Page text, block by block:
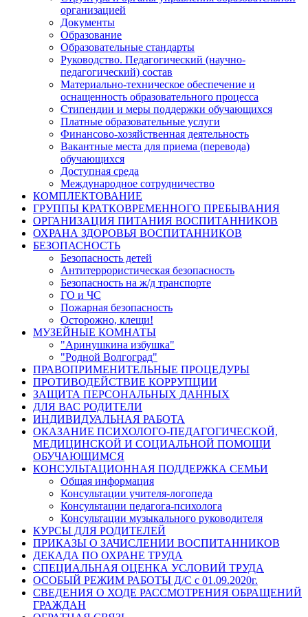
организацией
Документы
Образование
Образовательные стандарты
Руководство. Педагогический (научно-
педагогический) состав
Материально-техническое обеспечение и
оснащенность образовательного процесса
Стипендии и меры поддержки обучающихся
Платные образовательные услуги
Финансово-хозяйственная деятельность
Вакантные места для приема (перевода)
обучающихся
Доступная среда
Международное сотрудничество
КОМПЛЕКТОВАНИЕ
ГРУППЫ КРАТКОВРЕМЕННОГО ПРЕБЫВАНИЯ
ОРГАНИЗАЦИЯ ПИТАНИЯ ВОСПИТАННИКОВ
ОХРАНА ЗДОРОВЬЯ ВОСПИТАННИКОВ
БЕЗОПАСНОСТЬ
Безопасность детей
Антитеррористическая безопасность
Безопасность на ж/д транспорте
ГО и ЧС
Пожарная безопасность
Осторожно, клещи!
МУЗЕЙНЫЕ КОМНАТЫ
"Аринушкина избушка"
"Родной Волгоград"
ПРАВОПРИМЕНИТЕЛЬНЫЕ ПРОЦЕДУРЫ
ПРОТИВОДЕЙСТВИЕ КОРРУПЦИИ
ЗАЩИТА ПЕРСОНАЛЬНЫХ ДАННЫХ
ДЛЯ ВАС РОДИТЕЛИ
ИНДИВИДУАЛЬНАЯ РАБОТА
ОКАЗАНИЕ ПСИХОЛОГО-ПЕДАГОГИЧЕСКОЙ,
МЕДИЦИНСКОЙ И СОЦИАЛЬНОЙ ПОМОЩИ
ОБУЧАЮЩИМСЯ
КОНСУЛЬТАЦИОННАЯ ПОДДЕРЖКА СЕМЬИ
Общая информация
Консультации учителя-логопеда
Консультации педагога-психолога
Консультации музыкального руководителя
КУРСЫ ДЛЯ РОДИТЕЛЕЙ
ПРИКАЗЫ О ЗАЧИСЛЕНИИ ВОСПИТАННИКОВ
ДЕКАДА ПО ОХРАНЕ ТРУДА
СПЕЦИАЛЬНАЯ ОЦЕНКА УСЛОВИЙ ТРУДА
ОСОБЫЙ РЕЖИМ РАБОТЫ Д/С с 01.09.2020г.
СВЕДЕНИЯ О ХОДЕ РАССМОТРЕНИЯ ОБРАЩЕНИЙ
ГРАЖДАН